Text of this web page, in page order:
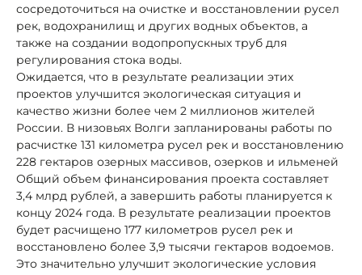
сосредоточиться на очистке и восстановлении русел
рек, водохранилищ и других водных объектов, а
также на создании водопропускных труб для
регулирования стока воды.
Ожидается, что в результате реализации этих
проектов улучшится экологическая ситуация и
качество жизни более чем 2 миллионов жителей
России. В низовьях Волги запланированы работы по
расчистке 131 километра русел рек и восстановлению
228 гектаров озерных массивов, озерков и ильменей
Общий объем финансирования проекта составляет
3,4 млрд рублей, а завершить работы планируется к
концу 2024 года. В результате реализации проектов
будет расчищено 177 километров русел рек и
восстановлено более 3,9 тысячи гектаров водоемов.
Это значительно улучшит экологические условия